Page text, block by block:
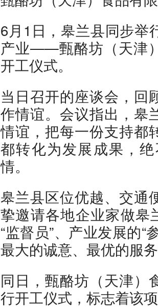
6月1日，皋兰县同步举
产业——甄酪坊（天津
开工仪式。
当日召开的座谈会，回
作情谊。会议指出，皋
情谊，把每一份支持都
都转化为发展成果，
情。
皋兰县区位优越、交通
挚邀请各地企业家做皋
“监督员”、产业发展的
最大的诚意、最优的服
同日，甄酪坊（天津）
行开工仪式，标志着该